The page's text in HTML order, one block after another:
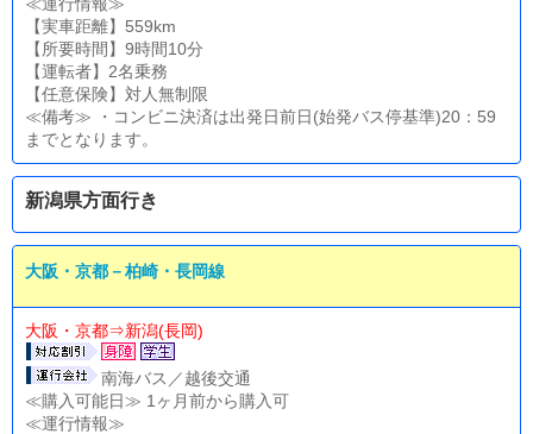
【実車距離】559km
【所要時間】9時間10分
【運転者】2名乗務
【任意保険】対人無制限
≪備考≫ ・コンビニ決済は出発日前日(始発バス停基準)20：59
までとなります。
新潟県方面行き
大阪・京都－柏崎・長岡線
大阪・京都⇒新潟(長岡)
南海バス／越後交通
≪購入可能日≫ 1ヶ月前から購入可
≪運行情報≫